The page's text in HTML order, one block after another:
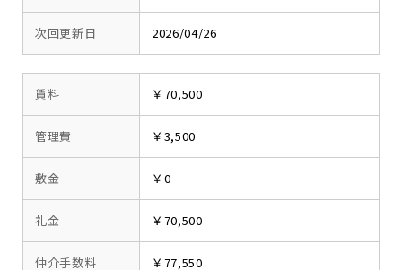
次回更新日 2026/04/26
賃料 ￥70,500
管理費 ￥3,500
敷金 ￥0
礼金 ￥70,500
仲介手数料 ￥77,550